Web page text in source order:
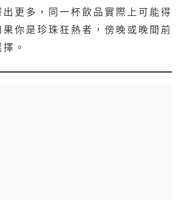
出更多，同一杯飲品實際上可能得
果你是珍珠狂熱者，傍晚或晚間前
。